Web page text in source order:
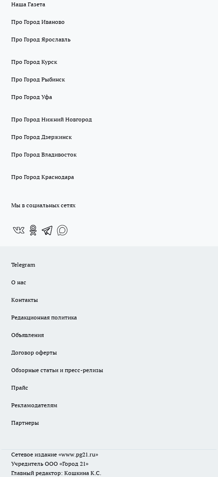
Наша Газета
Про Город Иваново
Про Город Ярославль
Про Город Курск
Про Город Рыбинск
Про Город Уфа
Про Город Нижний Новгород
Про Город Дзержинск
Про Город Владивосток
Про Город Краснодара
Мы в социальных сетях
Telegram
О нас
Контакты
Редакционная политика
Объявления
Договор оферты
Обзорные статьи и пресс-релизы
Прайс
Рекламодателям
Партнеры
Сетевое издание «www.pg21.ru»
Учредитель ООО «Город 21»
Главный редактор: Кошкина К.С.